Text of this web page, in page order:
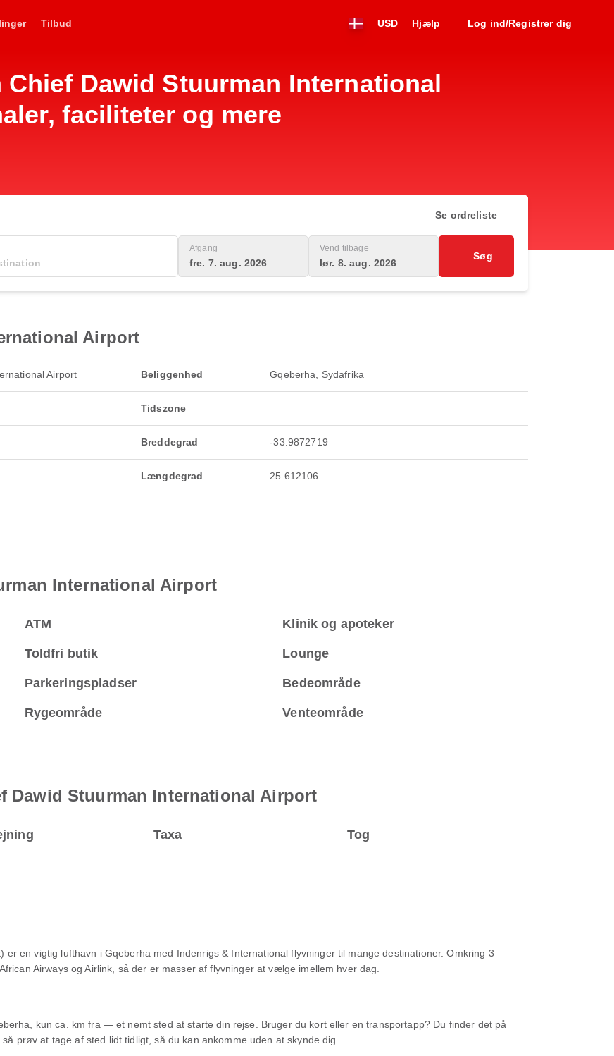
Tilbud USD Hjælp Log ind/Registrer dig
Dawid Stuurman International
faciliteter og mere
Se ordreliste
Afgang
fre. 7. aug. 2026
Vend tilbage
lør. 8. aug. 2026
Søg
Airport
Airport Beliggenhed Gqeberha, Sydafrika
Tidszone
Breddegrad -33.9872719
Længdegrad 25.612106
International Airport
ATM Klinik og apoteker
Toldfri butik Lounge
Parkeringspladser Bedeområde
Rygeområde Venteområde
Dawid Stuurman International Airport
Taxa Tog
er en vigtig lufthavn i Gqeberha med Indenrigs & International flyvninger til mange destinationer. Omkring 3
Airways og Airlink, så der er masser af flyvninger at vælge imellem hver dag.
kun ca. km fra — et nemt sted at starte din rejse. Bruger du kort eller en transportapp? Du finder det på
prøv at tage af sted lidt tidligt, så du kan ankomme uden at skynde dig.